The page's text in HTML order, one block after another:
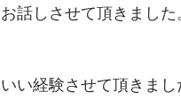
お話しさせて頂きました
いい経験させて頂きまし